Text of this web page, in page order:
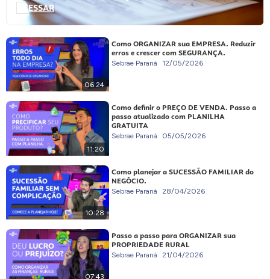
ACESSAR
06:24
Como ORGANIZAR sua EMPRESA. Reduzir
erros e crescer com SEGURANÇA.
Sebrae Paraná 12/05/2026
11:20
Como definir o PREÇO DE VENDA. Passo a
passo atualizado com PLANILHA
GRATUITA
Sebrae Paraná 05/05/2026
10:28
Como planejar a SUCESSÃO FAMILIAR do
NEGÓCIO.
Sebrae Paraná 28/04/2026
07:43
Passo a passo para ORGANIZAR sua
PROPRIEDADE RURAL
Sebrae Paraná 21/04/2026